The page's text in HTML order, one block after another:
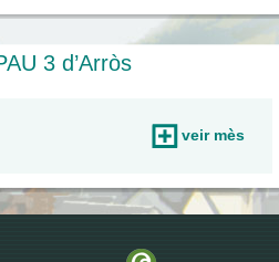
3 d’Arròs
veir mès